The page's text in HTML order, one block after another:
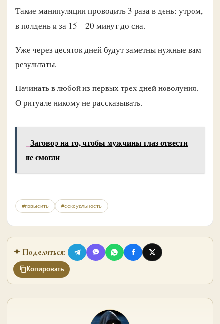
Такие манипуляции проводить 3 раза в день: утром,
в полдень и за 15—20 минут до сна.
Уже через десяток дней будут заметны нужные вам
результаты.
Начинать в любой из первых трех дней новолуния.
О ритуале никому не рассказывать.
Заговор на то, чтобы мужчины глаз отвести
не смогли
#повысить #сексуальность
✦ Поделиться:
Копировать